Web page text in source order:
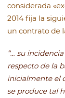
considerada
2014 fija la
un contrato de
“… su
respecto de la
inicialmente el
se produce tal